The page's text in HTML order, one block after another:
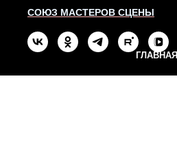
СОЮЗ МАСТЕРОВ СЦЕНЫ
ГЛАВНАЯ